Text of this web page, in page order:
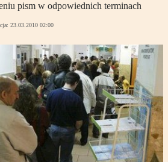
pism w odpowiednich terminach
23.03.2010 02:00